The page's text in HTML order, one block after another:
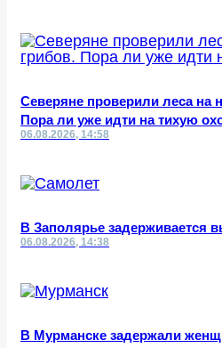
Северяне проверили леса на
Пора ли уже идти на тихую
06.08.2026, 14:58
В Заполярье задерживается
06.08.2026, 14:38
В Мурманске задержали